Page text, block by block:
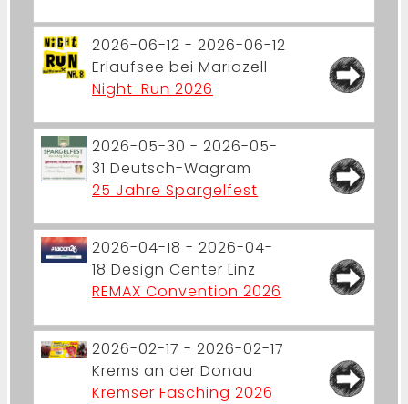
2026-06-12 - 2026-06-12
Erlaufsee bei Mariazell
Night-Run 2026
2026-05-30 - 2026-05-
31 Deutsch-Wagram
25 Jahre Spargelfest
2026-04-18 - 2026-04-
18 Design Center Linz
REMAX Convention 2026
2026-02-17 - 2026-02-17
Krems an der Donau
Kremser Fasching 2026